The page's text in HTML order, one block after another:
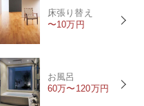
床張り替え
〜10万円
お風呂
60万〜120万円